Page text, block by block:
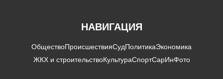
НАВИГАЦИЯ
ОбществоПроисшествияСудПолитикаЭкономика
ЖКХ и строительствоКультураСпортСарИнФото